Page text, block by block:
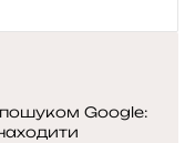
Google: